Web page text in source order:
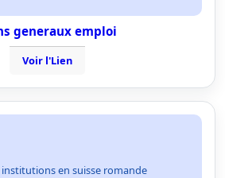
generaux emploi
Voir l'Lien
institutions en suisse romande